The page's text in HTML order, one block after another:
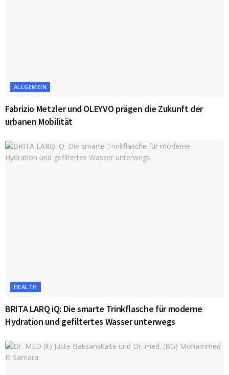
ALLGEMEIN
Fabrizio Metzler und OLEYVO prägen die Zukunft der
urbanen Mobilität
HEALTH
BRITA LARQ iQ: Die smarte Trinkflasche für moderne
Hydration und gefiltertes Wasser unterwegs